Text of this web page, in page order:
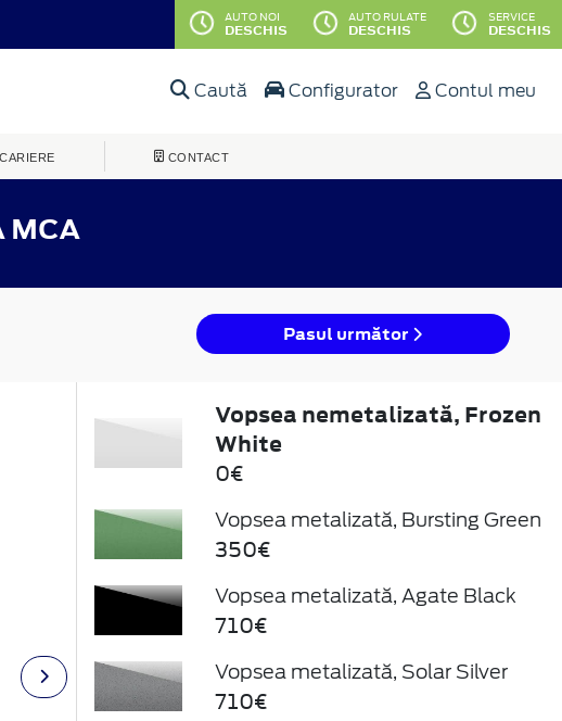
AUTO NOI
DESCHIS
AUTO RULATE
DESCHIS
SERVICE
DESCHIS
Caută Configurator Contul meu
CARIERE CONTACT
MCA
Pasul următor
Vopsea nemetalizată, Frozen
White
0€
Vopsea metalizată, Bursting Green
350€
Vopsea metalizată, Agate Black
710€
Vopsea metalizată, Solar Silver
710€